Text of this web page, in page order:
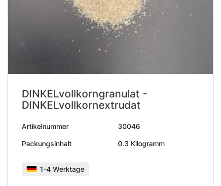
DINKELvollkorngranulat -
DINKELvollkornextrudat
Artikelnummer 30046
Packungsinhalt 0.3 Kilogramm
1-4 Werktage